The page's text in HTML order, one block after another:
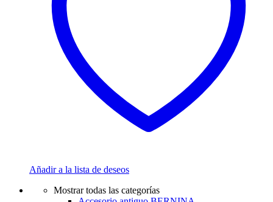
Añadir a la lista de deseos
Mostrar todas las categorías